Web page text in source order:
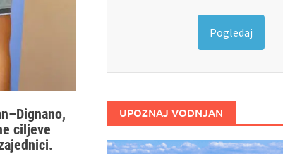
ciljeve
Pogledaj
UPOZNAJ VODNJAN